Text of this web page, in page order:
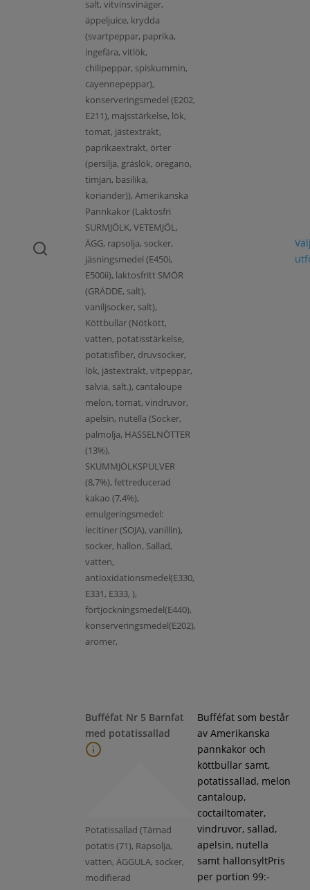
salt, vitvinsvinäger,
äppeljuice, krydda
(svartpeppar, paprika,
ingefära, vitlök,
chilipeppar, spiskummin,
cayennepeppar),
konserveringsmedel (E202,
E211), majsstärkelse, lök,
tomat, jästextrakt,
paprikaextrakt, örter
(persilja, gräslök, oregano,
timjan, basilika,
koriander)), Amerikanska
Pannkakor (Laktosfri
SURMJÖLK, VETEMJÖL,
ÄGG, rapsolja, socker,
jäsningsmedel (E450i,
E500ii), laktosfritt SMÖR
(GRÄDDE, salt),
vaniljsocker, salt),
Köttbullar (Nötkött,
vatten, potatisstärkelse,
potatisfiber, druvsocker,
lök, jästextrakt, vitpeppar,
salvia, salt.), cantaloupe
melon, tomat, vindruvor,
apelsin, nutella (Socker,
palmolja, HASSELNÖTTER
(13%),
SKUMMJÖLKSPULVER
(8,7%), fettreducerad
kakao (7,4%),
emulgeringsmedel:
lecitiner (SOJA), vanillin),
socker, hallon, Sallad,
vatten,
antioxidationsmedel(E330,
E331, E333, ),
förtjockningsmedel(E440),
konserveringsmedel(E202),
aromer,
Bufféfat Nr 5 Barnfat
med potatissallad
Potatissallad (Tärnad
potatis (71), Rapsolja,
vatten, ÄGGULA, socker,
modifierad
Bufféfat som består
av Amerikanska
pannkakor och
köttbullar samt,
potatissallad, melon
cantaloup,
coctailtomater,
vindruvor, sallad,
apelsin, nutella
samt hallonsyltPris
per portion 99:-